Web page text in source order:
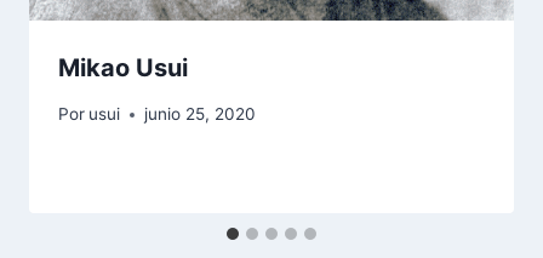
Mikao Usui
Por usui junio 25, 2020